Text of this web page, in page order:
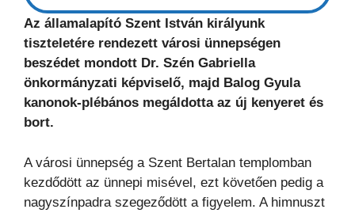
Az államalapító Szent István királyunk
tiszteletére rendezett városi ünnepségen
beszédet mondott Dr. Szén Gabriella
önkormányzati képviselő, majd Balog Gyula
kanonok-plébános megáldotta az új kenyeret és
bort.
A városi ünnepség a Szent Bertalan templomban
kezdődött az ünnepi misével, ezt követően pedig a
nagyszínpadra szegeződött a figyelem. A himnuszt